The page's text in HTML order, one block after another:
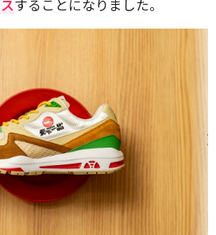
することになりました。